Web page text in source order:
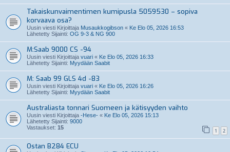
Takaiskunvaimentimen kumipusla 5059530 – sopiva
korvaava osa?
Uusin viesti Kirjoittaja Musaukkogibson « Ke Elo 05, 2026 16:53
Lähetetty Sijainti: OG 9-3 & NG 900
M:Saab 9000 CS -94
Uusin viesti Kirjoittaja vuari « Ke Elo 05, 2026 16:33
Lähetetty Sijainti: Myydään Saabit
M: Saab 99 GLS 4d -83
Uusin viesti Kirjoittaja vuari « Ke Elo 05, 2026 16:26
Lähetetty Sijainti: Myydään Saabit
Australiasta tonnari Suomeen ja kätisyyden vaihto
Uusin viesti Kirjoittaja -Hese- « Ke Elo 05, 2026 15:13
Lähetetty Sijainti: 9000
Vastaukset: 15 1 2
Ostan B284 ECU